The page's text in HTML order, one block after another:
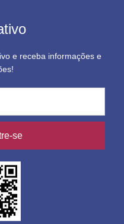
e receba informações e
se